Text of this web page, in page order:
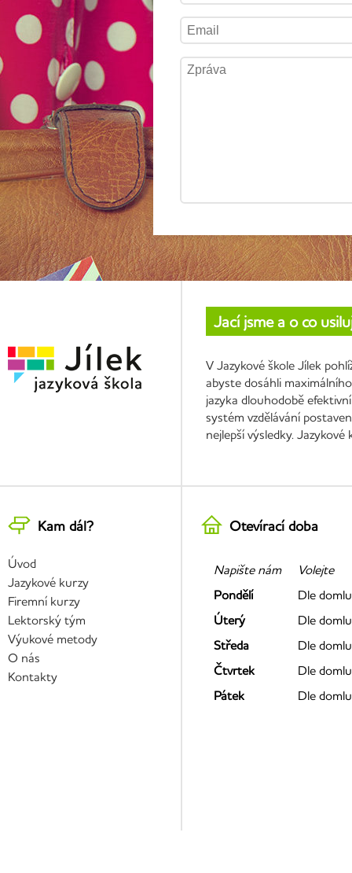
Jací jsme a o co
V Jazykové škole Jílek
abyste dosáhli
jazyka dlouhodobě
systém vzdělávání
nejlepší výsledky.
Kam dál?
Úvod
Jazykové kurzy
Firemní kurzy
Lektorský tým
Výukové metody
O nás
Kontakty
Otevírací doba
Napište nám
Volejte
Pondělí
Dle
Úterý
Dle
Středa
Dle
Čtvrtek
Dle
Pátek
Dle